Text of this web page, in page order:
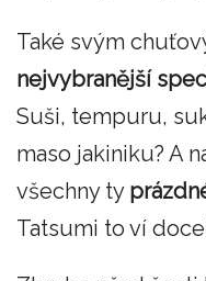
Také svým
nejvybranější
Suši, tempuru,
maso jakiniku? A
všechny ty
Tatsumi to ví